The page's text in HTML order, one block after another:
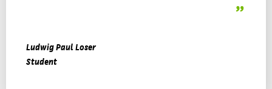
Ludwig Paul Loser
Student